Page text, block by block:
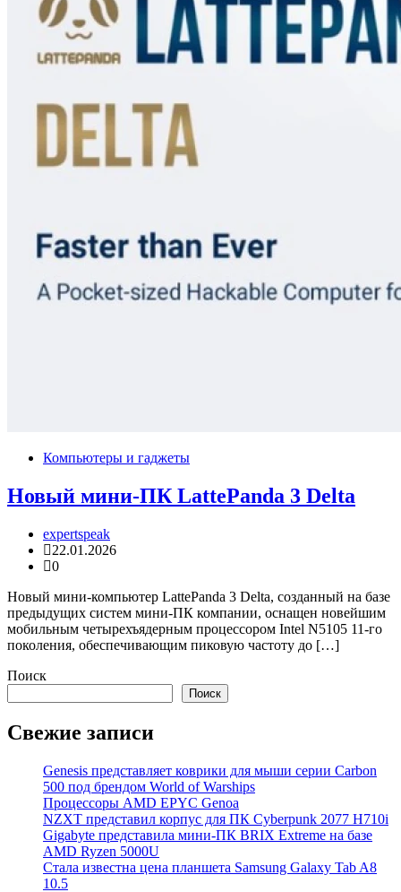
Компьютеры и гаджеты
Новый мини-ПК LattePanda 3 Delta
expertspeak
22.01.2026
0
Новый мини-компьютер LattePanda 3 Delta, созданный на базе
предыдущих систем мини-ПК компании, оснащен новейшим
мобильным четырехъядерным процессором Intel N5105 11-го
поколения, обеспечивающим пиковую частоту до […]
Поиск
Поиск
Свежие записи
Genesis представляет коврики для мыши серии Carbon
500 под брендом World of Warships
Процессоры AMD EPYC Genoa
NZXT представил корпус для ПК Cyberpunk 2077 H710i
Gigabyte представила мини-ПК BRIX Extreme на базе
AMD Ryzen 5000U
Стала известна цена планшета Samsung Galaxy Tab A8
10.5